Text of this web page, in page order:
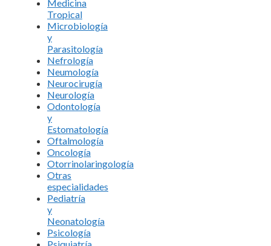
Medicina
Tropical
Microbiología
y
Parasitología
Nefrología
Neumología
Neurocirugía
Neurología
Odontología
y
Estomatología
Oftalmología
Oncología
Otorrinolaringología
Otras
especialidades
Pediatría
y
Neonatología
Psicología